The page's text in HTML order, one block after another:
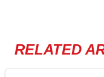
RELATED